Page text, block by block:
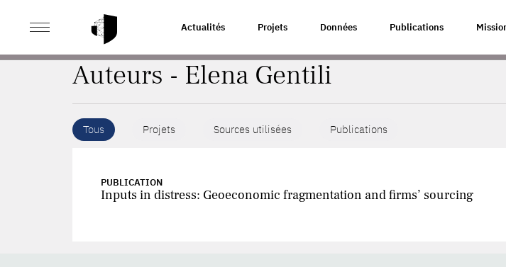
Actualités Projets Données Publications
ACCUEIL
Auteurs - Elena Gentili
Tous Projets Sources utilisées Publications
PUBLICATION
Inputs in distress: Geoeconomic fragmentation and firms’ sourcing